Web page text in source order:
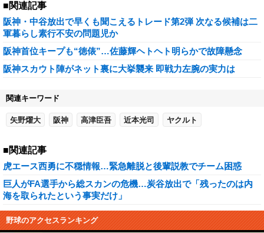
■関連記事
阪神・中谷放出で早くも聞こえるトレード第2弾 次なる候補は二
軍暮らし素行不安の問題児か
阪神首位キープも“徳俵”…佐藤輝ヘトヘト明らかで故障懸念
阪神スカウト陣がネット裏に大挙襲来 即戦力左腕の実力は
関連キーワード
矢野燿大 阪神 高津臣吾 近本光司 ヤクルト
■関連記事
虎エース西勇に不穏情報…緊急離脱と後輩説教でチーム困惑
巨人がFA選手から総スカンの危機…炭谷放出で「残ったのは内
海を取られたという事実だけ」
野球のアクセスランキング